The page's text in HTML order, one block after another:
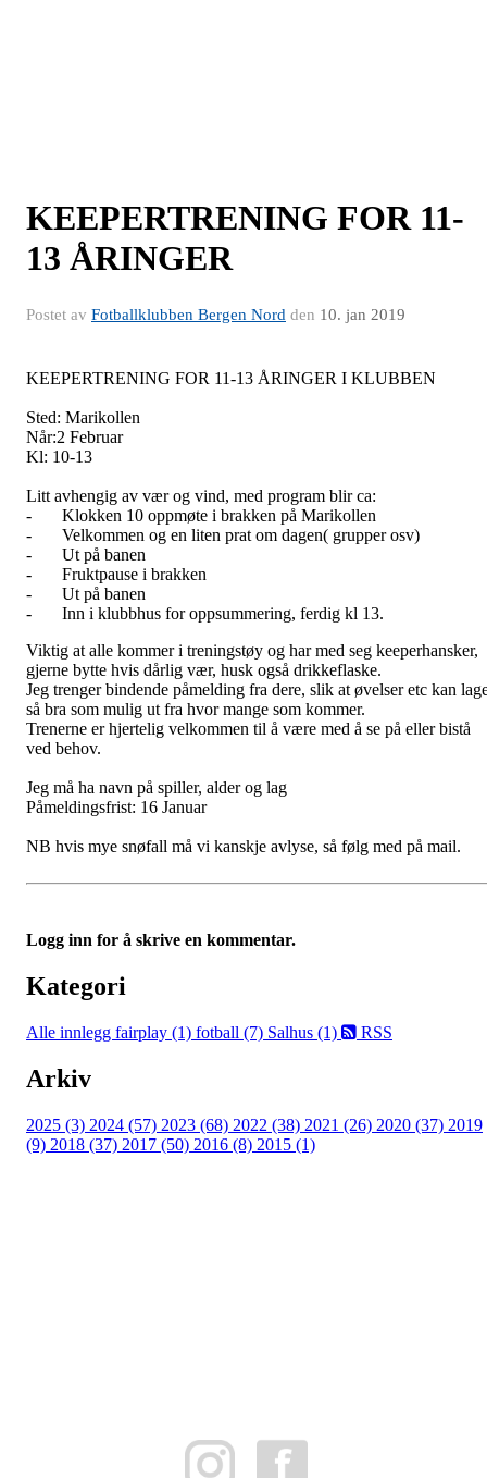
KEEPERTRENING FOR 11-
13 ÅRINGER
Postet av Fotballklubben Bergen Nord den 10. jan 2019
KEEPERTRENING FOR 11-13 ÅRINGER I KLUBBEN
Sted: Marikollen
Når:2 Februar
Kl: 10-13
Litt avhengig av vær og vind, med program blir ca:
- Klokken 10 oppmøte i brakken på Marikollen
- Velkommen og en liten prat om dagen( grupper osv)
- Ut på banen
- Fruktpause i brakken
- Ut på banen
- Inn i klubbhus for oppsummering, ferdig kl 13.
Viktig at alle kommer i treningstøy og har med seg keeperhansker,
gjerne bytte hvis dårlig vær, husk også drikkeflaske.
Jeg trenger bindende påmelding fra dere, slik at øvelser etc kan
så bra som mulig ut fra hvor mange som kommer.
Trenerne er hjertelig velkommen til å være med å se på eller bistå
ved behov.
Jeg må ha navn på spiller, alder og lag
Påmeldingsfrist: 16 Januar
NB hvis mye snøfall må vi kanskje avlyse, så følg med på mail.
Logg inn for å skrive en kommentar.
Kategori
Alle innlegg fairplay (1) fotball (7) Salhus (1) RSS
Arkiv
2025 (3) 2024 (57) 2023 (68) 2022 (38) 2021 (26) 2020 (37) 2019
(9) 2018 (37) 2017 (50) 2016 (8) 2015 (1)